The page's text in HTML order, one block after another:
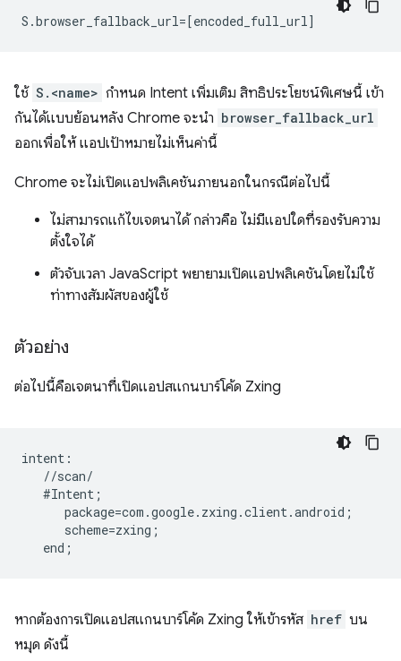
ใช้ S.<name> กำหนด Intent เพิ่มเติม สิทธิประโยชน์พิเศษนี้ เข้า
กันได้แบบย้อนหลัง Chrome จะนำ browser_fallback_url
ออกเพื่อให้ แอปเป้าหมายไม่เห็นค่านี้
Chrome จะไม่เปิดแอปพลิเคชันภายนอกในกรณีต่อไปนี้
ไม่สามารถแก้ไขเจตนาได้ กล่าวคือ ไม่มีแอปใดที่รองรับความ
ตั้งใจได้
ตัวจับเวลา JavaScript พยายามเปิดแอปพลิเคชันโดยไม่ใช้
ท่าทางสัมผัสของผู้ใช้
ตัวอย่าง
ต่อไปนี้คือเจตนาที่เปิดแอปสแกนบาร์โค้ด Zxing
intent:
   //scan/
   #Intent;
      package=com.google.zxing.client.android;
      scheme=zxing;
หากต้องการเปิดแอปสแกนบาร์โค้ด Zxing ให้เข้ารหัส href บน
หมุด ดังนี้